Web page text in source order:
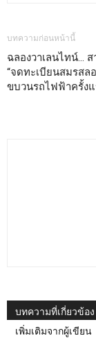
บทความก่อนหน้านี้
ฉลองวาเลนไทน์…
“จดทะเบียนสมรสล
ขบวนรถไฟฟ้าครั้ง
บทความที่เกี่ยวข้อง
เพิ่มเติมจากผู้เขียน